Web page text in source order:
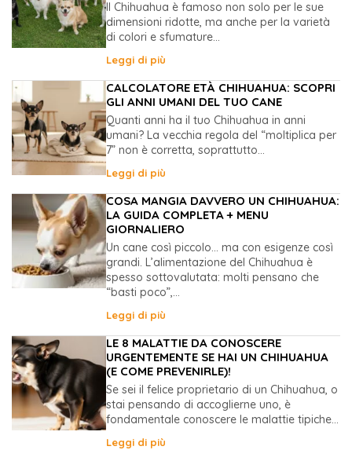
Il Chihuahua è famoso non solo per le sue
dimensioni ridotte, ma anche per la varietà
di colori e sfumature...
Leggi di più
CALCOLATORE ETÀ CHIHUAHUA: SCOPRI
GLI ANNI UMANI DEL TUO CANE
Quanti anni ha il tuo Chihuahua in anni
umani? La vecchia regola del “moltiplica per
7” non è corretta, soprattutto...
Leggi di più
COSA MANGIA DAVVERO UN CHIHUAHUA:
LA GUIDA COMPLETA + MENU
GIORNALIERO
Un cane così piccolo… ma con esigenze così
grandi. L’alimentazione del Chihuahua è
spesso sottovalutata: molti pensano che
“basti poco”,...
Leggi di più
LE 8 MALATTIE DA CONOSCERE
URGENTEMENTE SE HAI UN CHIHUAHUA
(E COME PREVENIRLE)!
Se sei il felice proprietario di un Chihuahua, o
stai pensando di accoglierne uno, è
fondamentale conoscere le malattie tipiche...
Leggi di più